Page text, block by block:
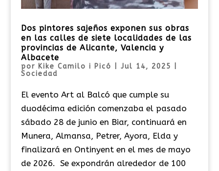
Dos pintores sajeños exponen sus obras
en las calles de siete localidades de las
provincias de Alicante, Valencia y
Albacete
por Kike Camilo i Picó Jul 14, 2025
Sociedad
El evento Art al Balcó que cumple su
duodécima edición comenzaba el pasado
sábado 28 de junio en Biar, continuará en
Munera, Almansa, Petrer, Ayora, Elda y
finalizará en Ontinyent en el mes de mayo
de 2026. Se expondrán alrededor de 100